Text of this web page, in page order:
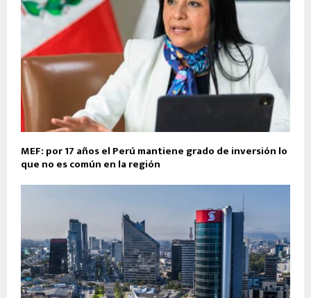
MEF: por 17 años el Perú mantiene grado de inversión lo
que no es común en la región